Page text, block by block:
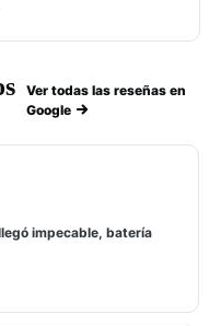
Ver todas las reseñas en
Google
impecable, batería